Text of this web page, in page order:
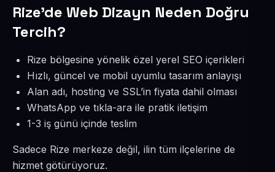
Rize’de Web Dizayn Neden Doğru
Tercih?
Rize bölgesine yönelik özel yerel SEO içerikleri
Hızlı, güncel ve mobil uyumlu tasarım anlayışı
Alan adı, hosting ve SSL’in fiyata dahil olması
WhatsApp ve tıkla-ara ile pratik iletişim
1-3 iş günü içinde teslim
Sadece Rize merkeze değil, ilin tüm ilçelerine de
hizmet götürüyoruz.